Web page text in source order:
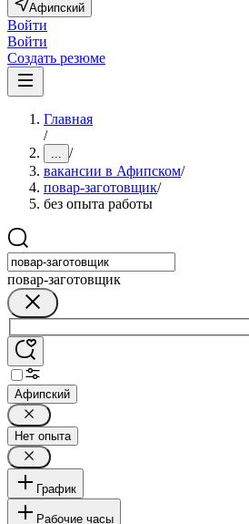
Афипский
Войти
Войти
Создать резюме
Главная
/
... /
вакансии в Афипском/
повар-заготовщик/
без опыта работы
повар-заготовщик
Афипский
Нет опыта
График
Рабочие часы